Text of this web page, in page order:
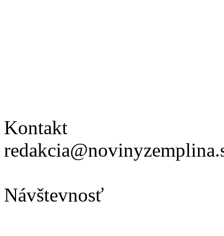
Kontakt
Návštevnosť